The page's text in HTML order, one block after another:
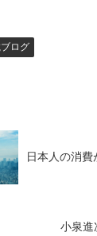
ログ
日本人の消
小泉進